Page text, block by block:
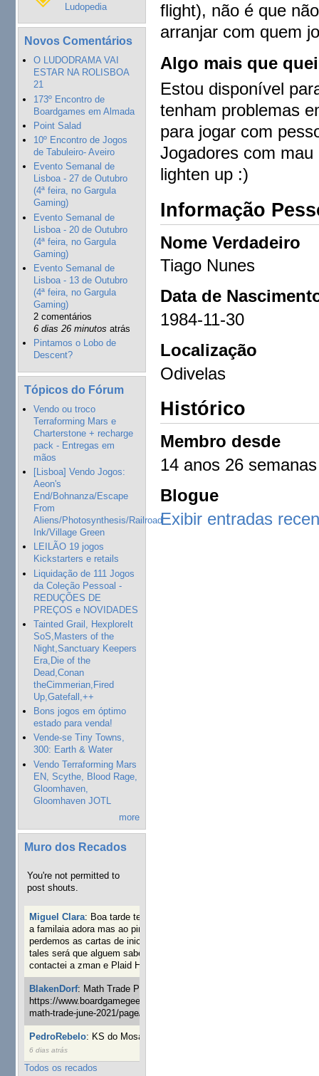
Ludopedia
Novos Comentários
O LUDODRAMA VAI
ESTAR NA ROLISBOA
21
173º Encontro de
Boardgames em Almada
Point Salad
10º Encontro de Jogos
de Tabuleiro- Aveiro
Evento Semanal de
Lisboa - 27 de Outubro
(4ª feira, no Gargula
Gaming)
Evento Semanal de
Lisboa - 20 de Outubro
(4ª feira, no Gargula
Gaming)
Evento Semanal de
Lisboa - 13 de Outubro
(4ª feira, no Gargula
Gaming)
2 comentários
6 dias 26 minutos atrás
Pintamos o Lobo de
Descent?
Tópicos do Fórum
Vendo ou troco
Terraforming Mars e
Charterstone + recharge
pack - Entregas em
mãos
[Lisboa] Vendo Jogos:
Aeon's
End/Bohnanza/Escape
From
Aliens/Photosynthesis/Railroad
Ink/Village Green
LEILÃO 19 jogos
Kickstarters e retails
Liquidação de 111 Jogos
da Coleção Pessoal -
REDUÇÕES DE
PREÇOS e NOVIDADES
Tainted Grail, HexploreIt
SoS,Masters of the
Night,Sanctuary Keepers
Era,Die of the
Dead,Conan
theCimmerian,Fired
Up,Gatefall,++
Bons jogos em óptimo
estado para venda!
Vende-se Tiny Towns,
300: Earth & Water
Vendo Terraforming Mars
EN, Scythe, Blood Rage,
Gloomhaven,
Gloomhaven JOTL
more
Muro dos Recados
You're not permitted to
post shouts.
Miguel Clara: Boa tarde tenho jogo Mice and mistics que
a familaia adora mas ao pintarmos as miniaturas
perdemos as cartas de iniciaticva da expanção downood
tales será que alguem sabe onde adquirir as cartas já
contactei a zman e Plaid Hat e nada
BlakenDorf: Math Trade Portuguesa a decorrer. Aqui:
https://www.boardgamegeek.com/geeklist/286035/portugal-
math-trade-june-2021/page/1
PedroRebelo: KS do Mosaic em 10 minutos :)
6 dias atrás
Todos os recados
flight), não é que
arranjar com quem
Algo mais que
Estou disponível
tenham problemas
para jogar com
Jogadores com
lighten up :)
Informação
Nome Verdadeiro
Tiago Nunes
Data de
1984-11-30
Localização
Odivelas
Histórico
Membro desde
14 anos 26 semanas
Blogue
Exibir entradas